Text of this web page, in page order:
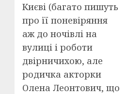
Києві (багато пишуть
про її поневіряння
аж до ночівлі на
вулиці і роботи
двірничихою, але
родичка акторки
Олена Леонтович, що